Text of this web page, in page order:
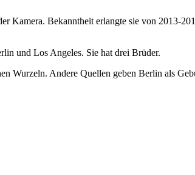
Kamera. Bekanntheit erlangte sie von 2013-
und Los Angeles. Sie hat drei Brüder.
Wurzeln. Andere Quellen geben Berlin als